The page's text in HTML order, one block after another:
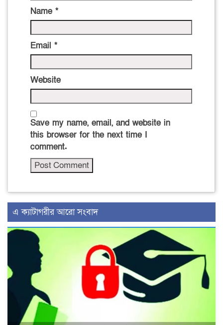
Name *
Email *
Website
Save my name, email, and website in
this browser for the next time I
comment.
এ ক্যাটাগরীর আরো সংবাদ